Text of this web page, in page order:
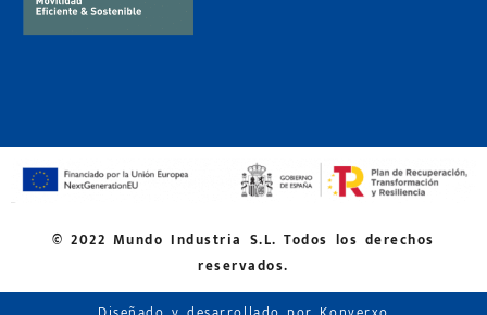
© 2022 Mundo Industria S.L. Todos los derechos
reservados.